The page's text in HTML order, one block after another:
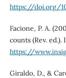
https://doi.org/
Facione, P. A.
counts (Rev. ed.).
https://
Giraldo, D., &